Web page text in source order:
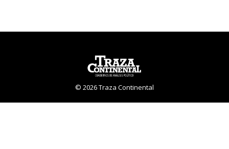
ya un modelo a seguir para la nueva
horizonte no es más facilitar la
satisfacción de …
© 2026 Traza Continental